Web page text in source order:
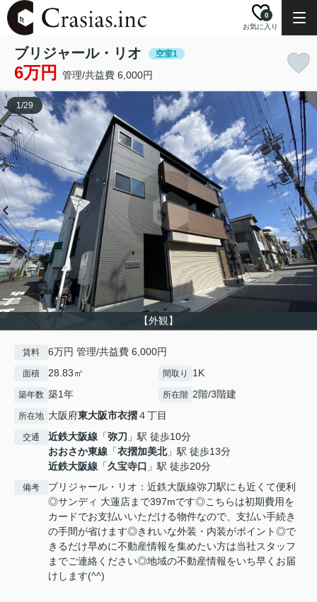
お気に入り
0
ブリジャール・リオ 空室1
6万円 管理/共益費 6,000円
【外観】
1/29
賃料 6万円 管理/共益費 6,000円
面積 28.83㎡ 間取り 1K
築年数 築1年 所在階 2階/3階建
所在地 大阪府東大阪市衣摺４丁目
交通 近鉄大阪線 「弥刀 」駅 徒歩10分
おおさか東線 「衣摺加美北」駅 徒歩13分
近鉄大阪線 「久宝寺口 」駅 徒歩20分
備考
ブリジャール・リオ：近鉄大阪線弥刀駅にも近くて便利
◎サンディ 大蓮店まで397mです◎こちらは初期費用を
カードでお支払いいただける物件なので、支払い手続き
の手間が省けます◎きれいな外装・内装がポイント◎で
きるだけ早めに不動産情報を集めたい方は当社スタッフ
までご連絡ください◎地域の不動産情報をいち早くお届
けします(^^)